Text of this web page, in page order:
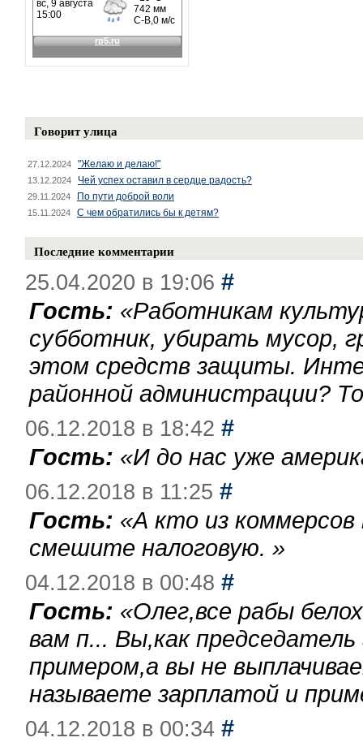
Говорит улица
27.12.2024 "Желаю и делаю!"
13.12.2024 Чей успех оставил в сердце радость?
29.11.2024 По пути доброй воли
15.11.2024 С чем обратились бы к детям?
Последние комментарии
25.04.2020 в 19:06 #
Гость: «Работникам
субботник, убирать мусор,
этом средств защиты.
районной администрации?
06.12.2018 в 18:42 #
Гость: «И до нас уже
06.12.2018 в 11:25 #
Гость: «А кто из
смешите налоговую. »
04.12.2018 в 00:48 #
Гость: «Олег,все рабы
вам п... Вы,как
примером,а вы не
называете зарплатой и
04.12.2018 в 00:34 #